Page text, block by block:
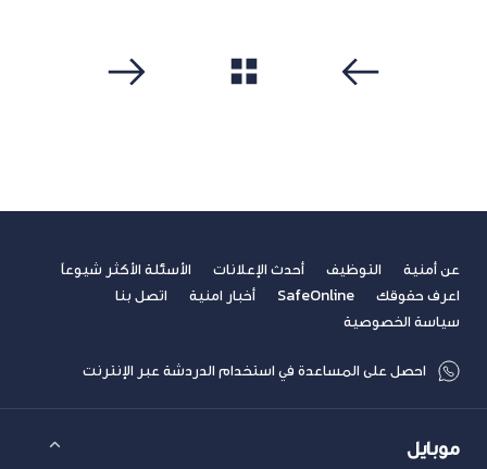
عن أمنية التوظيف أحدث الإعلانات
الأسئلة الأكثر شيوعاً
اعرف حقوقك
SafeOnline أخبار امنية
اتصل بنا
سياسة الخصوصية
احصل على المساعدة في استخدام الدردشة عبر الإنترنت
موبايل